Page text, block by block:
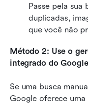
Passe pela sua
duplicadas,
que você não
Método 2: Use o
integrado do Google
Se uma busca
Google oferece